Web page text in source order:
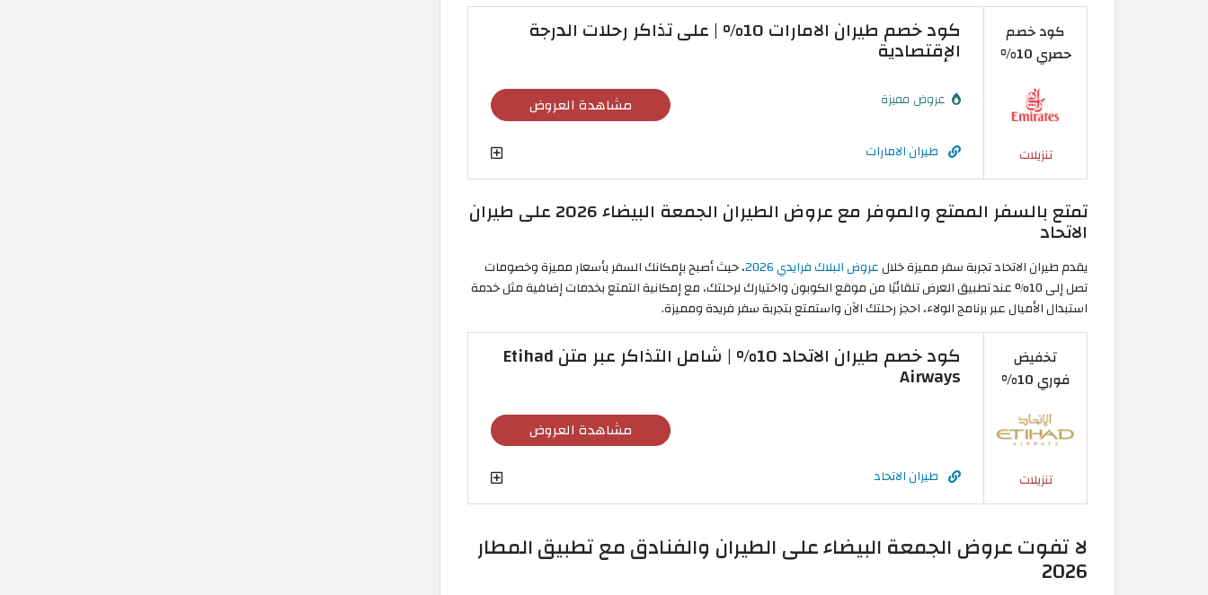
كود خصم
حصري 10%
تنزيلات
كود خصم طيران الامارات 10% | على تذاكر رحلات الدرجة
الإقتصادية
عروض مميزة مشاهدة العروض
طيران الامارات
تمتع بالسفر الممتع والموفر مع عروض الطيران الجمعة البيضاء 2026 على طيران
الاتحاد
يقدم طيران الاتحاد تجربة سفر مميزة خلالعروض البلاك فرايدي 2026
، حيث أصبح بإمكانك السفر بأسعار مميزة وخصومات
تصل إلى 10% عند تطبيق العرض تلقائيًا من موقع الكوبون واختيارك لرحلتك، مع إمكانية التمتع بخدمات إضافية مثل خدمة
استبدال الأميال عبر برنامج الولاء، احجز رحلتك الآن واستمتع بتجربة سفر فريدة ومميزة.
تخفيض
فوري 10%
تنزيلات
كود خصم طيران الاتحاد 10% | شامل التذاكر عبر متن Etihad
Airways
مشاهدة العروض
طيران الاتحاد
لا تفوت عروض الجمعة البيضاء على الطيران والفنادق مع تطبيق المطار
2026